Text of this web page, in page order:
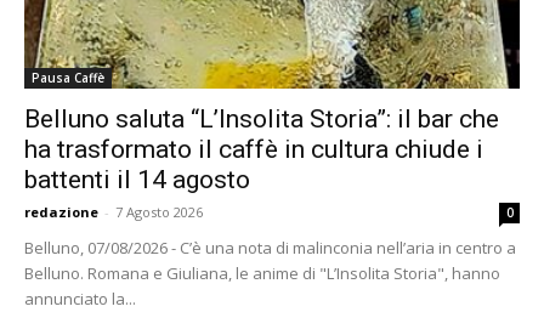
Pausa Caffè
Belluno saluta “L’Insolita Storia”: il bar che
ha trasformato il caffè in cultura chiude i
battenti il 14 agosto
redazione - 7 Agosto 2026 0
Belluno, 07/08/2026 - C’è una nota di malinconia nell’aria in centro a
Belluno. Romana e Giuliana, le anime di "L’Insolita Storia", hanno
annunciato la...